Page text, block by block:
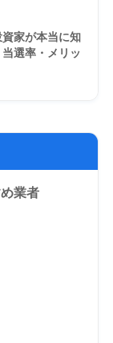
家が本当に知
選率・メリッ
業者